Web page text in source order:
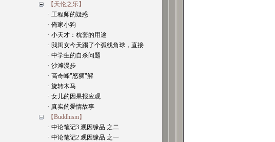
【天伦之乐】
· 工程师的疑惑
· 俺家小狗
· 小天才：枕套的用途
· 我闺女今天踢了个弧线角球，直接
· 中学生的自杀问题
· 沙滩漫步
· 高奇峰"怒狮"解
· 旋转木马
· 女儿的因果报应观
· 真实的爱情故事
【Buddhism】
· 中论笔记3 观因缘品 之二
· 中论笔记2 观因缘品 之一